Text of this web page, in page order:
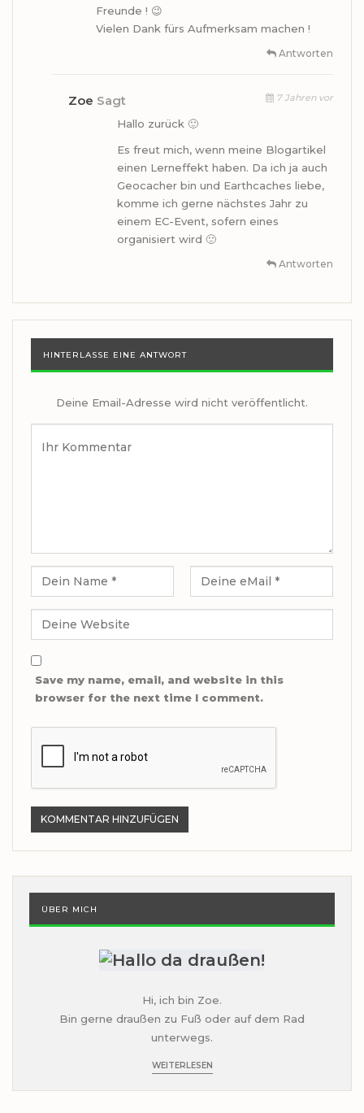
Freunde ! 😉
Vielen Dank fürs Aufmerksam machen !
Antworten
Zoe Sagt 7 Jahren vor
Hallo zurück 🙂
Es freut mich, wenn meine Blogartikel
einen Lerneffekt haben. Da ich ja auch
Geocacher bin und Earthcaches liebe,
komme ich gerne nächstes Jahr zu
einem EC-Event, sofern eines
organisiert wird 🙂
Antworten
HINTERLASSE EINE ANTWORT
Deine Email-Adresse wird nicht veröffentlicht.
Save my name, email, and website in this
browser for the next time I comment.
ÜBER MICH
Hi, ich bin Zoe.
Bin gerne draußen zu Fuß oder auf dem Rad
unterwegs.
WEITERLESEN